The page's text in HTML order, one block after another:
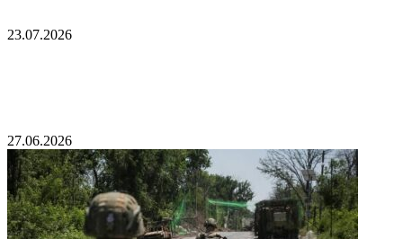
23.07.2026
27.06.2026